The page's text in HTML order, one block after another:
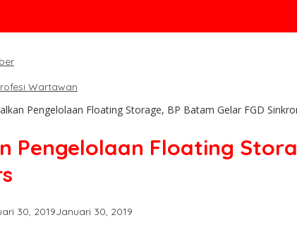
Wartawan
Pengelolaan Floating Storage, BP Batam Gelar FGD
Pengelolaan Floating
30, 2019Januari 30, 2019